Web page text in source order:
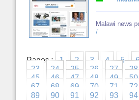
Malawi news
/
Pages : 1 2 3 4 5
23
24 25 26 27 28
45
46 47 48 49 50
67
68 69 70 71 72
89
90 91 92 93 94